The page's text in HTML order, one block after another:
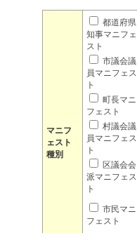
マニフ
ェスト
種別
都道府県
知事マニフェ
スト
市議会議
員マニフェス
ト
町長マニ
フェスト
村議会議
員マニフェス
ト
区議会会
派マニフェス
ト
市民マニ
フェスト